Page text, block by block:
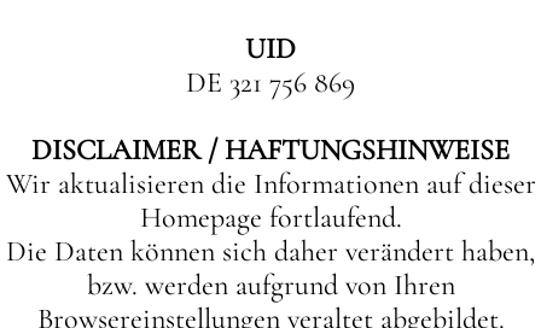
UID
DE 321 756 869
DISCLAIMER / HAFTUNGSHINWEISE
Wir aktualisieren die Informationen auf dieser
Homepage fortlaufend.
Die Daten können sich daher verändert haben,
bzw. werden aufgrund von Ihren
Browsereinstellungen veraltet abgebildet.